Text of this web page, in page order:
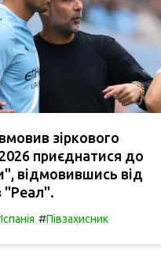
зіркового
приєднатися до
відмовившись від
"Реал".
Іспанія #Півзахисник